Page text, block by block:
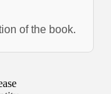
of the book.